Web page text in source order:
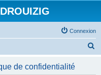
Connexion
de confidentialité